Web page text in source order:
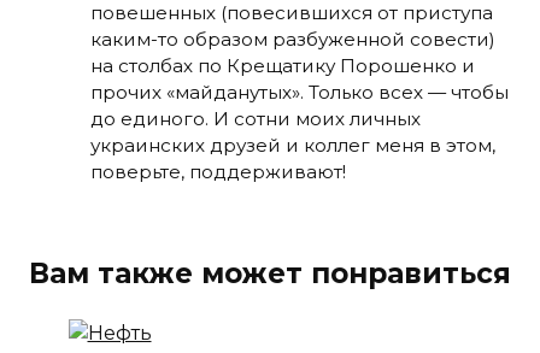
повешенных (повесившихся от приступа
каким-то образом разбуженной совести)
на столбах по Крещатику Порошенко и
прочих «майданутых». Только всех — чтобы
до единого. И сотни моих личных
украинских друзей и коллег меня в этом,
поверьте, поддерживают!
Вам также может понравиться